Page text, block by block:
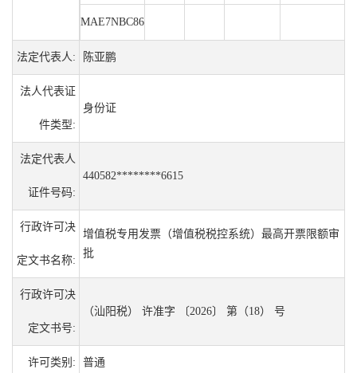
MAE7NBC86
法定代表人: 陈亚鹏
法人代表证
件类型:
身份证
法定代表人
证件号码:
440582********6615
行政许可决
定文书名称:
增值税专用发票（增值税税控系统）最高开票限额审
批
行政许可决
定文书号:
（汕阳税） 许准字 〔2026〕 第（18） 号
许可类别: 普通